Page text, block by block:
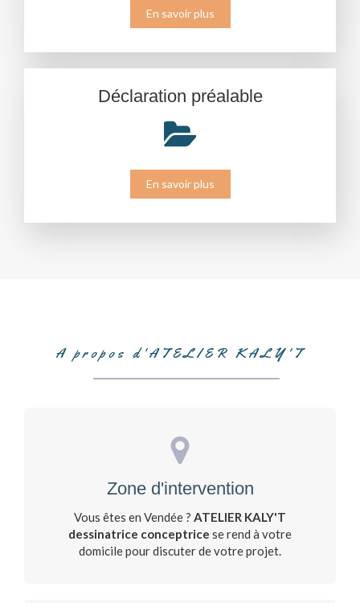
En savoir plus
Déclaration préalable
En savoir plus
A propos d'ATELIER KALY'T
Zone d'intervention
Vous êtes en Vendée ? ATELIER KALY'T
dessinatrice conceptrice se rend à votre
domicile pour discuter de votre projet.